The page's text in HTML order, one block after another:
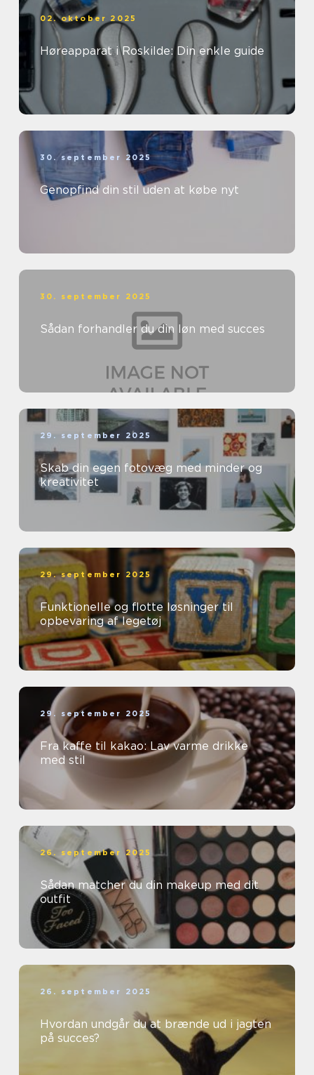
02. oktober 2025
Høreapparat i Roskilde: Din enkle guide
30. september 2025
Genopfind din stil uden at købe nyt
30. september 2025
Sådan forhandler du din løn med succes
29. september 2025
Skab din egen fotovæg med minder og
kreativitet
29. september 2025
Funktionelle og flotte løsninger til
opbevaring af legetøj
29. september 2025
Fra kaffe til kakao: Lav varme drikke
med stil
26. september 2025
Sådan matcher du din makeup med dit
outfit
26. september 2025
Hvordan undgår du at brænde ud i jagten
på succes?